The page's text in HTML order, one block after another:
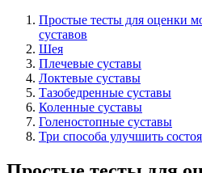
Простые тесты для оценки
суставов
Шея
Плечевые суставы
Локтевые суставы
Тазобедренные суставы
Коленные суставы
Голеностопные суставы
Три способа улучшить